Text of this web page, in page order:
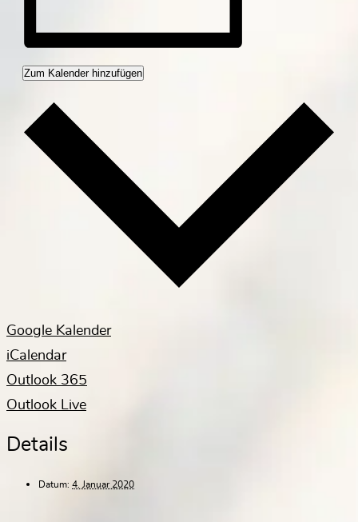
Zum Kalender hinzufügen
Google Kalender
iCalendar
Outlook 365
Outlook Live
Details
Datum: 4. Januar 2020